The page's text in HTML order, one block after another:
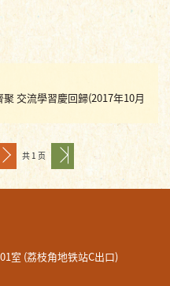
交流學習慶回歸(2017年10月
共 1 页
室 (荔枝角地铁站C出口)